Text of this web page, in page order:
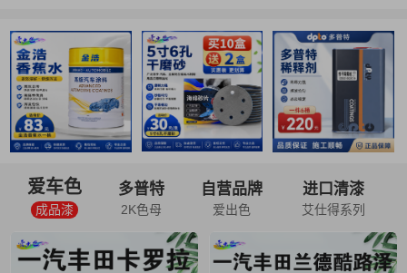
爱车色
成品漆
多普特
2K色母
自营品牌
爱出色
进口清漆
艾仕得系列